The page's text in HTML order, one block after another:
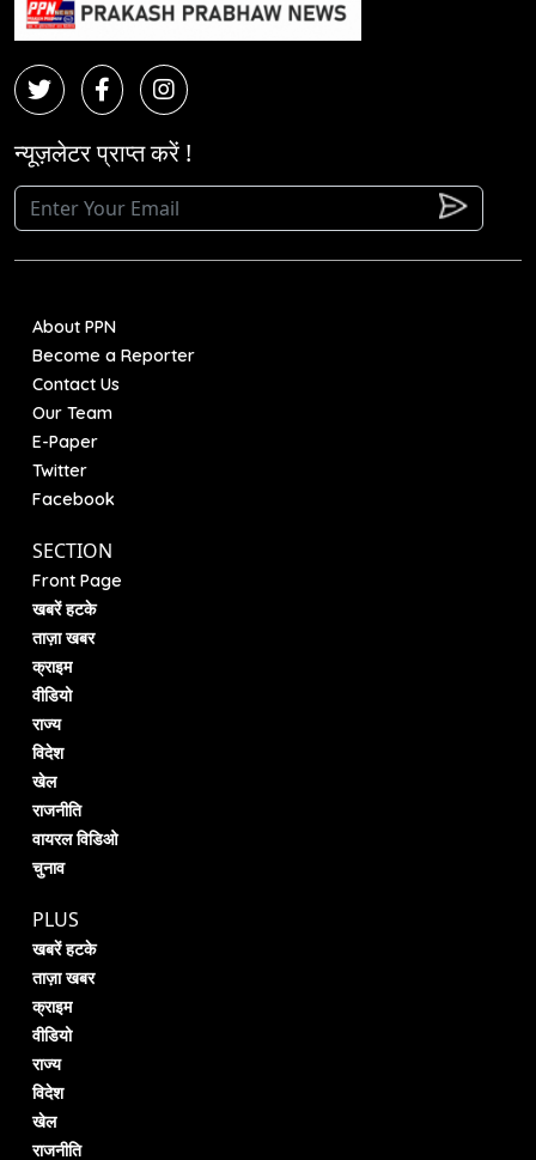
न्यूज़लेटर प्राप्त करें !
About PPN
Become a Reporter
Contact Us
Our Team
E-Paper
Twitter
Facebook
SECTION
Front Page
खबरें हटके
ताज़ा खबर
क्राइम
वीडियो
राज्य
विदेश
खेल
राजनीति
वायरल विडिओ
चुनाव
PLUS
खबरें हटके
ताज़ा खबर
क्राइम
वीडियो
राज्य
विदेश
खेल
राजनीति